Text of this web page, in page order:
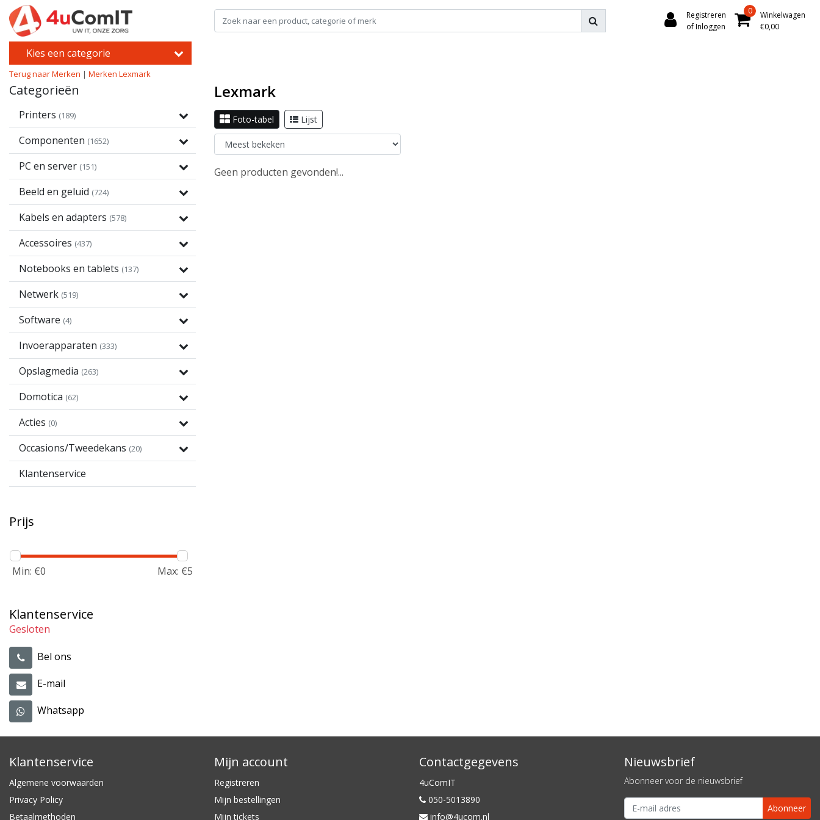
Registreren
of Inloggen
0
Winkelwagen
€0,00
Kies een categorie
Terug naar Merken | Merken Lexmark
Categorieën
Printers (189)
Componenten (1652)
PC en server (151)
Beeld en geluid (724)
Kabels en adapters (578)
Accessoires (437)
Notebooks en tablets (137)
Netwerk (519)
Software (4)
Invoerapparaten (333)
Opslagmedia (263)
Domotica (62)
Acties (0)
Occasions/Tweedekans (20)
Klantenservice
Prijs
Min: €0 Max: €5
Klantenservice
Gesloten
Bel ons
E-mail
Whatsapp
Lexmark
Foto-tabel Lijst
Geen producten gevonden!...
Klantenservice
Algemene voorwaarden
Privacy Policy
Betaalmethoden
Mijn account
Registreren
Mijn bestellingen
Mijn tickets
Contactgegevens
4uComIT
050-5013890
info@4ucom.nl
Nieuwsbrief
Abonneer voor de nieuwsbrief
Abonneer